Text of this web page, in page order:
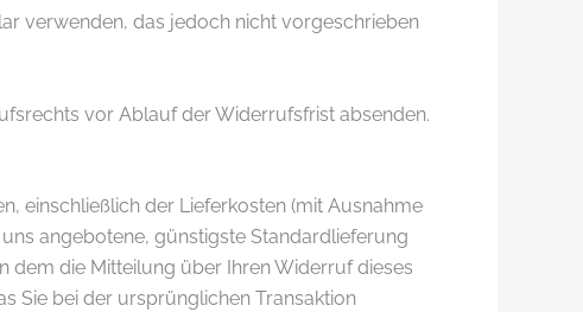
verwenden, das jedoch nicht vorgeschrieben
vor Ablauf der Widerrufsfrist absenden.
einschließlich der Lieferkosten (mit Ausnahme
angebotene, günstigste Standardlieferung
dem die Mitteilung über Ihren Widerruf dieses
Sie bei der ursprünglichen Transaktion